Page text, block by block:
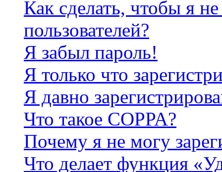
Как сделать, чтобы я
пользователей?
Я забыл пароль!
Я только что
Я давно
Что такое COPPA?
Почему я не могу
Что делает функция